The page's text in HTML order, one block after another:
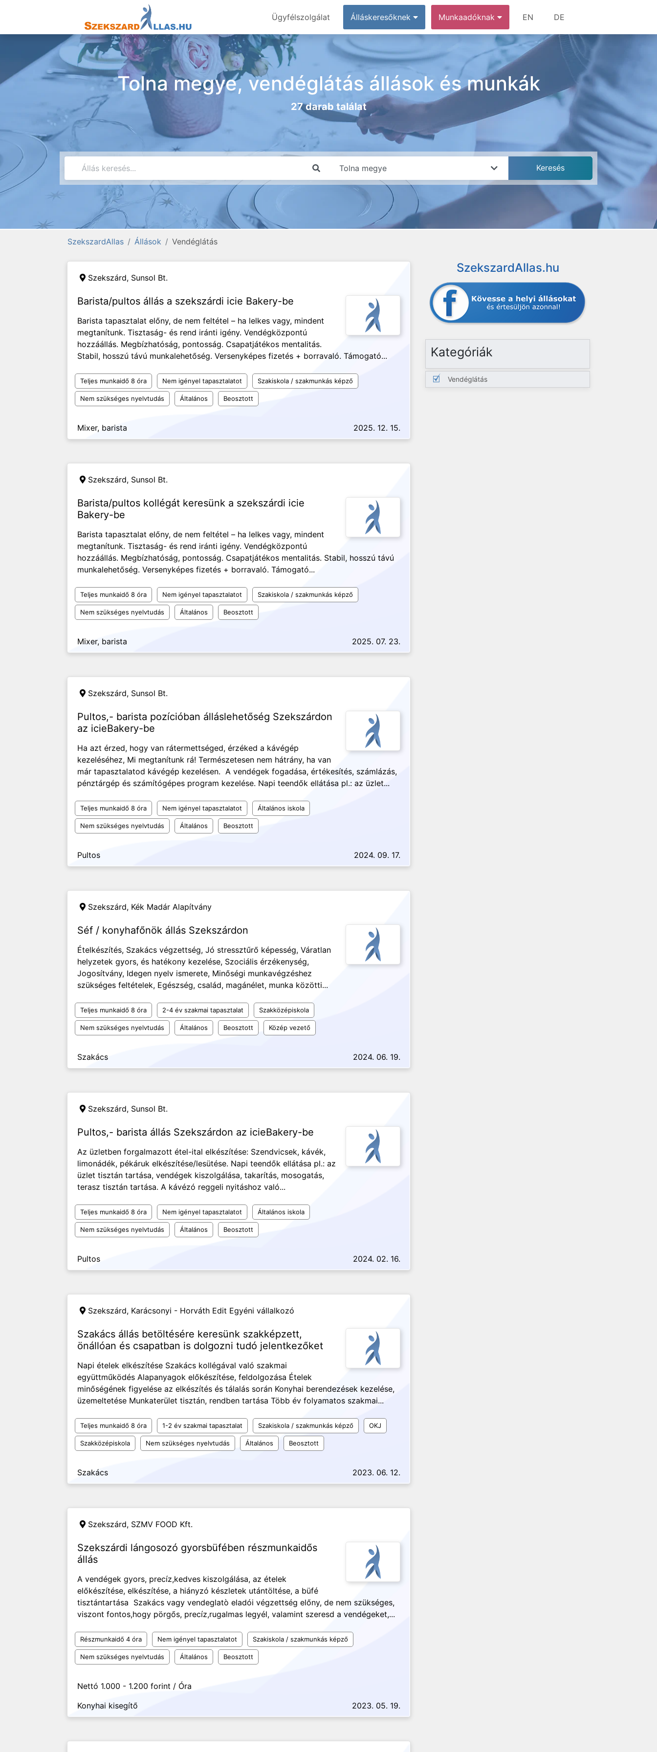
Ügyfélszolgálat Álláskeresőknek Munkaadóknak EN DE
Tolna megye, vendéglátás állások és munkák
27 darab találat
SzekszardAllas Állások Vendéglátás
Szekszárd, Sunsol Bt.
Barista/pultos állás a szekszárdi icie Bakery-be
Barista tapasztalat előny, de nem feltétel – ha lelkes vagy, mindent
megtanítunk. Tisztaság- és rend iránti igény. Vendégközpontú
hozzáállás. Megbízhatóság, pontosság. Csapatjátékos mentalitás.
Stabil, hosszú távú munkalehetőség. Versenyképes fizetés + borravaló. Támogató...
Teljes munkaidő 8 óra Nem igényel tapasztalatot Szakiskola / szakmunkás képző
Nem szükséges nyelvtudás Általános Beosztott
Mixer, barista 2025. 12. 15.
Szekszárd, Sunsol Bt.
Barista/pultos kollégát keresünk a szekszárdi icie
Bakery-be
Barista tapasztalat előny, de nem feltétel – ha lelkes vagy, mindent
megtanítunk. Tisztaság- és rend iránti igény. Vendégközpontú
hozzáállás. Megbízhatóság, pontosság. Csapatjátékos mentalitás. Stabil, hosszú távú
munkalehetőség. Versenyképes fizetés + borravaló. Támogató...
Teljes munkaidő 8 óra Nem igényel tapasztalatot Szakiskola / szakmunkás képző
Nem szükséges nyelvtudás Általános Beosztott
Mixer, barista 2025. 07. 23.
Szekszárd, Sunsol Bt.
Pultos,- barista pozícióban álláslehetőség Szekszárdon
az icieBakery-be
Ha azt érzed, hogy van rátermettséged, érzéked a kávégép
kezeléséhez, Mi megtanítunk rá! Természetesen nem hátrány, ha van
már tapasztalatod kávégép kezelésen. A vendégek fogadása, értékesítés, számlázás,
pénztárgép és számítógépes program kezelése. Napi teendők ellátása pl.: az üzlet...
Teljes munkaidő 8 óra Nem igényel tapasztalatot Általános iskola
Nem szükséges nyelvtudás Általános Beosztott
Pultos 2024. 09. 17.
Szekszárd, Kék Madár Alapítvány
Séf / konyhafőnök állás Szekszárdon
​​​​​Ételkészítés, Szakács végzettség, Jó stressztűrő képesség, Váratlan
helyzetek gyors, és hatékony kezelése, Szociális érzékenység,
Jogosítvány, Idegen nyelv ismerete, Minőségi munkavégzéshez
szükséges feltételek, Egészség, család, magánélet, munka közötti...
Teljes munkaidő 8 óra 2-4 év szakmai tapasztalat Szakközépiskola
Nem szükséges nyelvtudás Általános Beosztott Közép vezető
Szakács 2024. 06. 19.
Szekszárd, Sunsol Bt.
Pultos,- barista állás Szekszárdon az icieBakery-be
Az üzletben forgalmazott étel-ital elkészítése: Szendvicsek, kávék,
limonádék, pékáruk elkészítése/lesütése. Napi teendők ellátása pl.: az
üzlet tisztán tartása, vendégek kiszolgálása, takarítás, mosogatás,
terasz tisztán tartása. A kávézó reggeli nyitáshoz való...
Teljes munkaidő 8 óra Nem igényel tapasztalatot Általános iskola
Nem szükséges nyelvtudás Általános Beosztott
Pultos 2024. 02. 16.
Szekszárd, Karácsonyi - Horváth Edit Egyéni vállalkozó
Szakács állás betöltésére keresünk szakképzett,
önállóan és csapatban is dolgozni tudó jelentkezőket
Napi ételek elkészítése Szakács kollégával való szakmai
együttműködés Alapanyagok előkészítése, feldolgozása Ételek
minőségének figyelése az elkészítés és tálalás során Konyhai berendezések kezelése,
üzemeltetése Munkaterület tisztán, rendben tartása Több év folyamatos szakmai...
Teljes munkaidő 8 óra 1-2 év szakmai tapasztalat Szakiskola / szakmunkás képző OKJ
Szakközépiskola Nem szükséges nyelvtudás Általános Beosztott
Szakács 2023. 06. 12.
Szekszárd, SZMV FOOD Kft.
Szekszárdi lángosozó gyorsbüfében részmunkaidős
állás
A vendégek gyors, precíz,kedves kiszolgálása, az ételek
előkészítése, elkészítése, a hiányzó készletek utántöltése, a büfé
tisztántartása Szakács vagy vendeglatò eladói végzettség előny, de nem szükséges,
viszont fontos,hogy pörgős, precíz,rugalmas legyél, valamint szeresd a vendégeket,...
Részmunkaidő 4 óra Nem igényel tapasztalatot Szakiskola / szakmunkás képző
Nem szükséges nyelvtudás Általános Beosztott
Nettó 1.000 - 1.200 forint / Óra
Konyhai kisegítő
2023. 05. 19.
SzekszardAllas.hu
Kategóriák
Vendéglátás